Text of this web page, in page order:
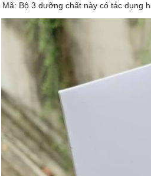
Bộ 3 dưỡng chất này có tác dụng